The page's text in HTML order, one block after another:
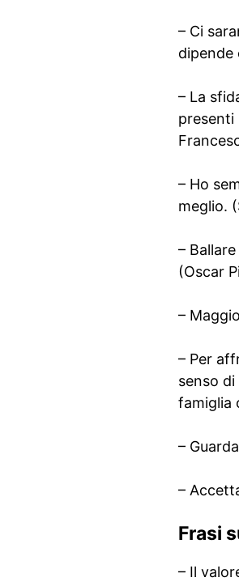
– Ci
dipende
– La
presenti
– Ho
meglio.
–
(Oscar
–
– Per
senso
famiglia
–
–
Frasi
– Il